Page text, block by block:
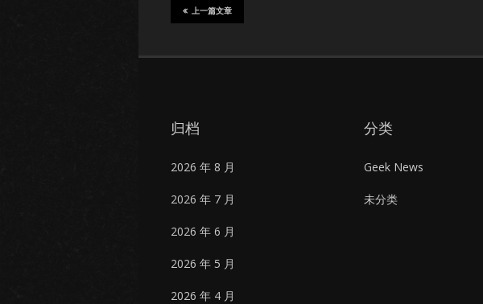
上一篇文章
归档
2026 年 8 月
2026 年 7 月
2026 年 6 月
2026 年 5 月
2026 年 4 月
分类
Geek News
未分类